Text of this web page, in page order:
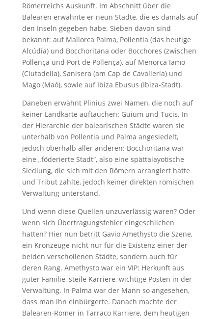
Römerreichs Auskunft. Im Abschnitt über die
Balearen erwähnte er neun Städte, die es damals auf
den Inseln gegeben habe. Sieben davon sind
bekannt: auf Mallorca Palma, Pollentia (das heutige
Alcúdia) und Bocchoritana oder Bocchores (zwischen
Pollença und Port de Pollença), auf Menorca Iamo
(Ciutadella), Sanisera (am Cap de Cavallería) und
Mago (Maó), sowie auf Ibiza Ebusus (Ibiza-Stadt).
Daneben erwähnt Plinius zwei Namen, die noch auf
keiner Landkarte auftauchen: Guium und Tucis. In
der Hierarchie der balearischen Städte waren sie
unterhalb von Pollentia und Palma angesiedelt,
jedoch oberhalb aller anderen: Bocchoritana war
eine „föderierte Stadt“, also eine spättalayotische
Siedlung, die sich mit den Römern arrangiert hatte
und Tribut zahlte, jedoch keiner direkten römischen
Verwaltung unterstand.
Und wenn diese Quellen unzuverlässig waren? Oder
wenn sich Übertragungsfehler eingeschlichen
hatten? Hier nun betritt Gavio ­Amethysto die Szene,
ein Kronzeuge nicht nur für die Existenz einer der
beiden verschollenen Städte, sondern auch für
deren Rang. ­Amethysto war ein VIP: Herkunft aus
guter Familie, steile Karriere, wichtige Posten in der
Verwaltung. In Palma war der Mann so angesehen,
dass man ihn einbürgerte. Danach machte der
Balearen-Römer in Tarraco Karriere, dem heutigen